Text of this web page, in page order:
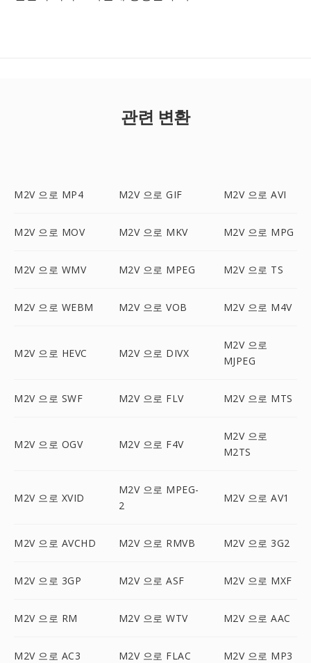
관련 변환
M2V 으로 MP4 M2V 으로 GIF M2V 으로 AVI
M2V 으로 MOV M2V 으로 MKV M2V 으로 MPG
M2V 으로 WMV M2V 으로 MPEG M2V 으로 TS
M2V 으로 WEBM M2V 으로 VOB M2V 으로 M4V
M2V 으로 HEVC M2V 으로 DIVX
M2V 으로
MJPEG
M2V 으로 SWF M2V 으로 FLV M2V 으로 MTS
M2V 으로 OGV M2V 으로 F4V
M2V 으로
M2TS
M2V 으로 XVID
M2V 으로 MPEG-
2
M2V 으로 AV1
M2V 으로 AVCHD M2V 으로 RMVB M2V 으로 3G2
M2V 으로 3GP M2V 으로 ASF M2V 으로 MXF
M2V 으로 RM M2V 으로 WTV M2V 으로 AAC
M2V 으로 AC3 M2V 으로 FLAC M2V 으로 MP3